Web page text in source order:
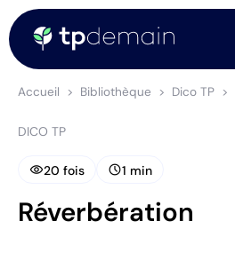
Accueil Bibliothèque Dico TP
DICO TP
visibility20 fois schedule1 min
Réverbération